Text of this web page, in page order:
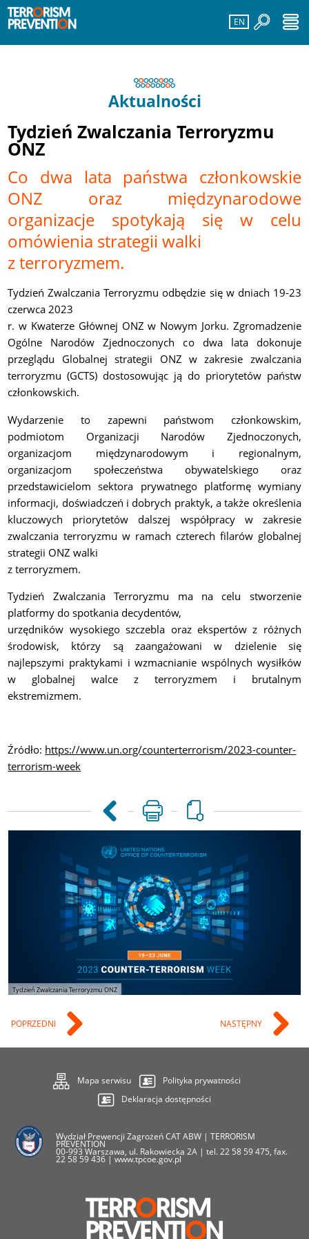
EN
Aktualności
Tydzień Zwalczania Terroryzmu
ONZ
Co dwa lata państwa członkowskie
ONZ oraz międzynarodowe
organizacje spotykają się w celu
omówienia strategii walki
z terroryzmem.
Tydzień Zwalczania Terroryzmu odbędzie się w dniach 19-23
czerwca 2023
r. w Kwaterze Głównej ONZ w Nowym Jorku. Zgromadzenie
Ogólne Narodów Zjednoczonych co dwa lata dokonuje
przeglądu Globalnej strategii ONZ w zakresie zwalczania
terroryzmu (GCTS) dostosowując ją do priorytetów państw
członkowskich.
Wydarzenie to zapewni państwom członkowskim,
podmiotom Organizacji Narodów Zjednoczonych,
organizacjom międzynarodowym i regionalnym,
organizacjom społeczeństwa obywatelskiego oraz
przedstawicielom sektora prywatnego platformę wymiany
informacji, doświadczeń i dobrych praktyk, a także określenia
kluczowych priorytetów dalszej współpracy w zakresie
zwalczania terroryzmu w ramach czterech filarów globalnej
strategii ONZ walki
z terroryzmem.
Tydzień Zwalczania Terroryzmu ma na celu stworzenie
platformy do spotkania decydentów,
urzędników wysokiego szczebla oraz ekspertów z różnych
środowisk, którzy są zaangażowani w dzielenie się
najlepszymi praktykami i wzmacnianie wspólnych wysiłków
w globalnej walce z terroryzmem i brutalnym
ekstremizmem.
Źródło: https://www.un.org/counterterrorism/2023-counter-
terrorism-week
Tydzień Zwalczania Terroryzmu ONZ
POPRZEDNI NASTĘPNY
Mapa serwisu
Polityka prywatności
Deklaracja dostępności
Wydział Prewencji Zagrożeń CAT ABW | TERRORISM
PREVENTION
00-993 Warszawa, ul. Rakowiecka 2A | tel. 22 58 59 475, fax.
22 58 59 436 | www.tpcoe.gov.pl